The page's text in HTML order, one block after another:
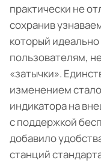
практически не
сохранив
который
пользователям,
«затычки».
изменением
индикатора на
с поддержкой
добавило
станций